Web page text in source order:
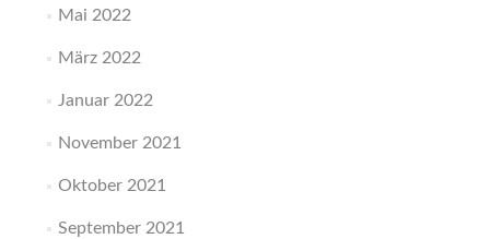
Mai 2022
März 2022
Januar 2022
November 2021
Oktober 2021
September 2021